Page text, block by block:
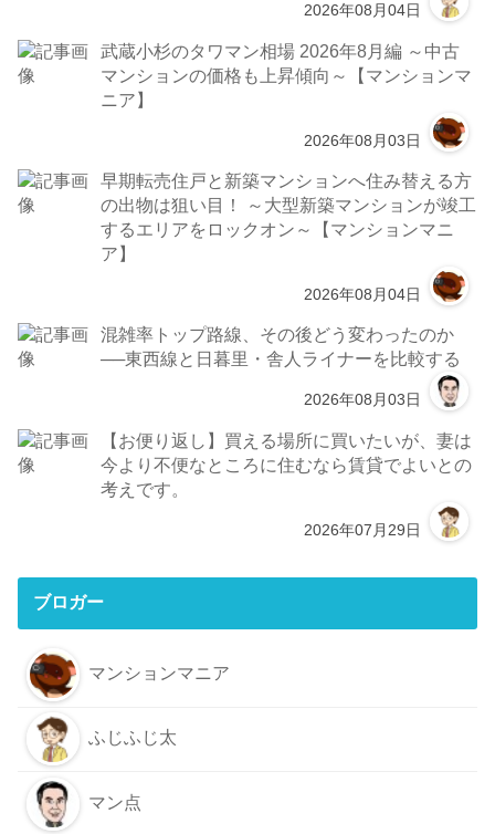
2026年08月04日
武蔵小杉のタワマン相場 2026年8月編 ～中古
マンションの価格も上昇傾向～【マンションマ
ニア】
2026年08月03日
早期転売住戸と新築マンションへ住み替える方
の出物は狙い目！ ～大型新築マンションが竣工
するエリアをロックオン～【マンションマニ
ア】
2026年08月04日
混雑率トップ路線、その後どう変わったのか
──東西線と日暮里・舎人ライナーを比較する
2026年08月03日
【お便り返し】買える場所に買いたいが、妻は
今より不便なところに住むなら賃貸でよいとの
考えです。
2026年07月29日
ブロガー
マンションマニア
ふじふじ太
マン点